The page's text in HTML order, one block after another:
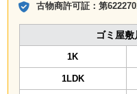
古物商許可証：第
ゴミ屋
1K
1LDK